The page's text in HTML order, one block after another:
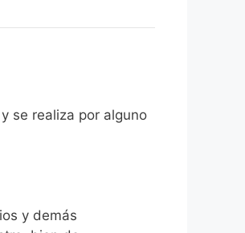
se realiza por alguno
y demás